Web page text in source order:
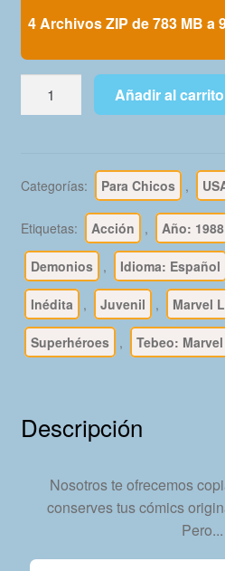
4 Archivos ZIP de 783 MB a
COMICS
1988
-
Español
Y
En
Inglés
–
Formato
Añadir al carrito
Categorías: Para Chicos ,
Etiquetas: Acción , Año: 1988
Demonios , Idioma: Español
Inédita , Juvenil , Marvel
Superhéroes , Tebeo:
Descripción
Nosotros te ofrecemos
conserves tus cómics
Pero...